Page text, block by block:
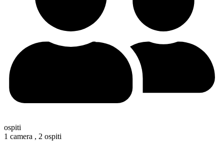
ospiti
1 camera , 2 ospiti